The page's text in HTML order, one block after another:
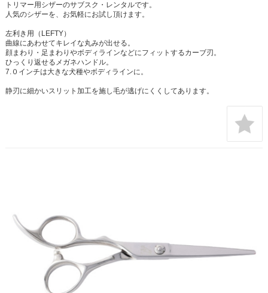
トリマー用シザーのサブスク・レンタルです。
人気のシザーを、お気軽にお試し頂けます。
左利き用（LEFTY）
曲線にあわせてキレイな丸みが出せる。
顔まわり・足まわりやボディラインなどにフィットするカーブ刃。
ひっくり返せるメガネハンドル。
7.０インチは大きな犬種やボディラインに。
静刃に細かいスリット加工を施し毛が逃げにくくしてあります。